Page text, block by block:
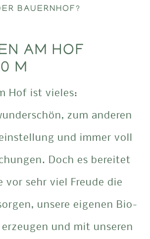
BAUERNHOF?
AM HOF
M
Hof ist vieles:
zum anderen
und immer voll
Doch es bereitet
vor sehr viel Freude die
unsere eigenen Bio-
und mit unseren